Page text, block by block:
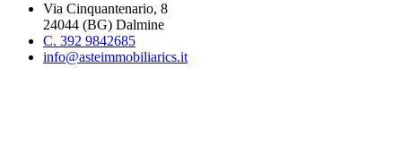
Via Cinquantenario, 8
24044 (BG) Dalmine
C. 392 9842685
info@asteimmobiliarics.it